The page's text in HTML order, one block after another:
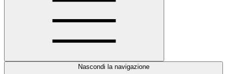
Nascondi la navigazione